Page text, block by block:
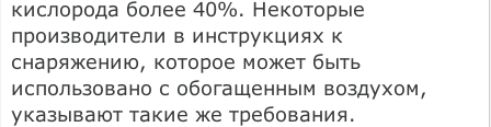
кислорода более 40%. Некоторые
производители в инструкциях к
снаряжению, которое может быть
использовано с обогащенным воздухом,
указывают такие же требования.